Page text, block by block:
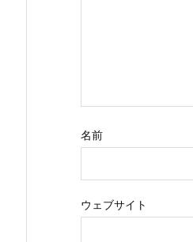
名前
ウェブサイト